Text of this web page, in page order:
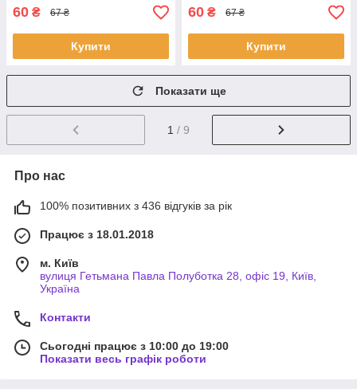
60 ₴ 67 ₴
Купити
60 ₴ 67 ₴
Купити
Показати ще
1 / 9
Про нас
100% позитивних з 436 відгуків за рік
Працює з 18.01.2018
м. Київ
вулиця Гетьмана Павла Полуботка 28, офіс 19, Київ,
Україна
Контакти
Сьогодні працює з 10:00 до 19:00
Показати весь графік роботи